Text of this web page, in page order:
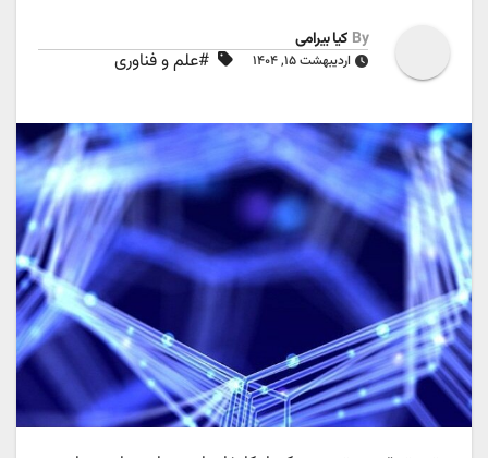
By کیا بیرامی
اردیبهشت ۱۵, ۱۴۰۴ #علم و فناوری